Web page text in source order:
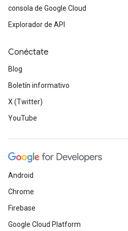
consola de Google Cloud
Explorador de API
Conéctate
Blog
Boletín informativo
X (Twitter)
YouTube
Android
Chrome
Firebase
Google Cloud Platform